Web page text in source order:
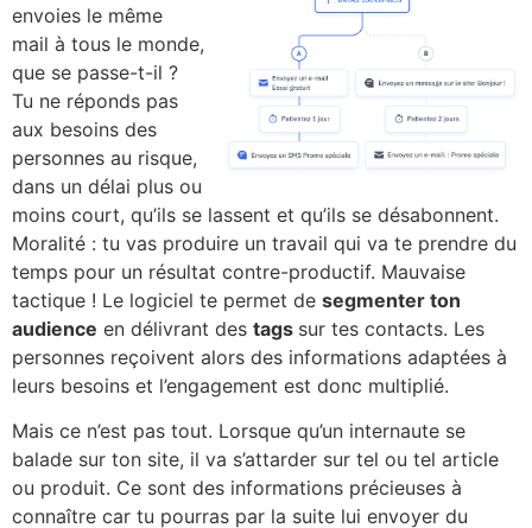
envoies le même
mail à tous le monde,
que se passe-t-il ?
Tu ne réponds pas
aux besoins des
personnes au risque,
dans un délai plus ou
moins court, qu’ils se lassent et qu’ils se désabonnent.
Moralité : tu vas produire un travail qui va te prendre du
temps pour un résultat contre-productif. Mauvaise
tactique ! Le logiciel te permet de segmenter ton
audience en délivrant des tags sur tes contacts. Les
personnes reçoivent alors des informations adaptées à
leurs besoins et l’engagement est donc multiplié.
Mais ce n’est pas tout. Lorsque qu’un internaute se
balade sur ton site, il va s’attarder sur tel ou tel article
ou produit. Ce sont des informations précieuses à
connaître car tu pourras par la suite lui envoyer du